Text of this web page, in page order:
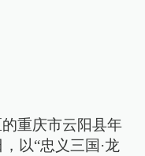
重庆市云阳县年
以“忠义三国·龙